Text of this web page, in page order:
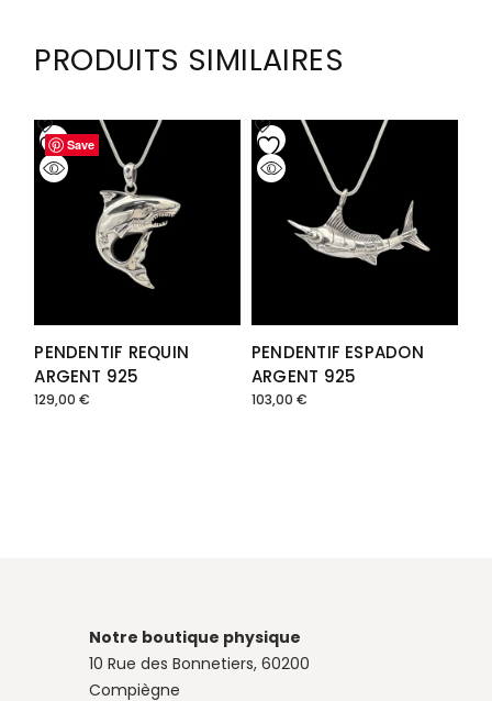
PRODUITS SIMILAIRES
Save
PENDENTIF REQUIN
ARGENT 925
129,00€
Save
PENDENTIF ESPADON
ARGENT 925
103,00 €
Notre boutique physique
10 Rue des Bonnetiers, 60200
Compiègne